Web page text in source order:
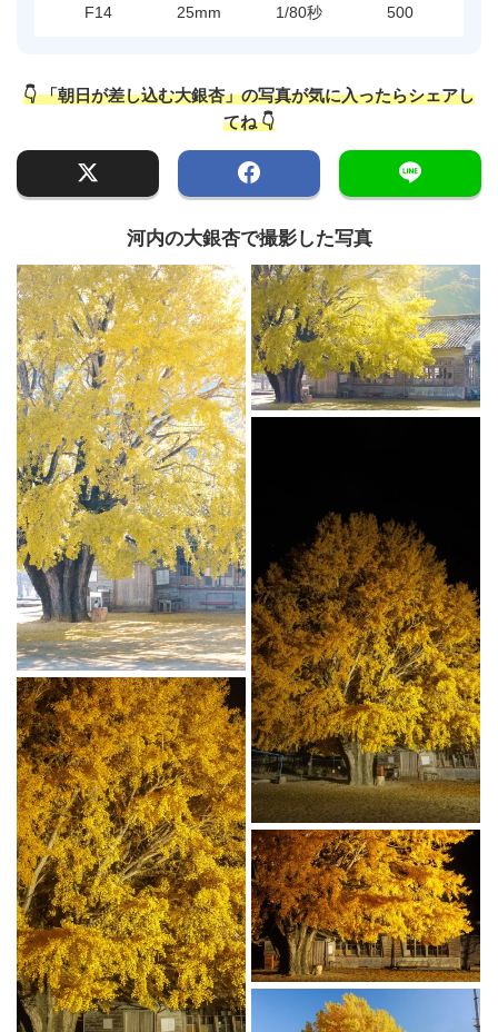
F14 25mm 1/80秒 500
👇 「朝日が差し込む大銀杏」の写真が気に入ったらシェアし
てね 👇
河内の大銀杏で撮影した写真